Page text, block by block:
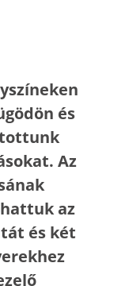
és
Az
az
és két